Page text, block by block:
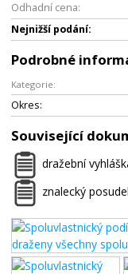
Odhadní cena:
Nejnižší podání:
Podrobné
Kategorie:
Okres:
Související
dražební
znalecký